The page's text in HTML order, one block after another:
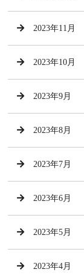
2023年11月
2023年10月
2023年9月
2023年8月
2023年7月
2023年6月
2023年5月
2023年4月